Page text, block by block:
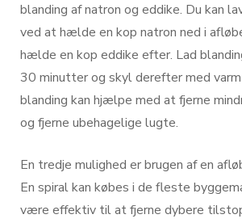
blanding af natron og eddike. Du kan
ved at hælde en kop natron ned i
hælde en kop eddike efter. Lad
30 minutter og skyl derefter med
blanding kan hjælpe med at fjerne
og fjerne ubehagelige lugte.
En tredje mulighed er brugen af en
En spiral kan købes i de fleste
være effektiv til at fjerne dybere